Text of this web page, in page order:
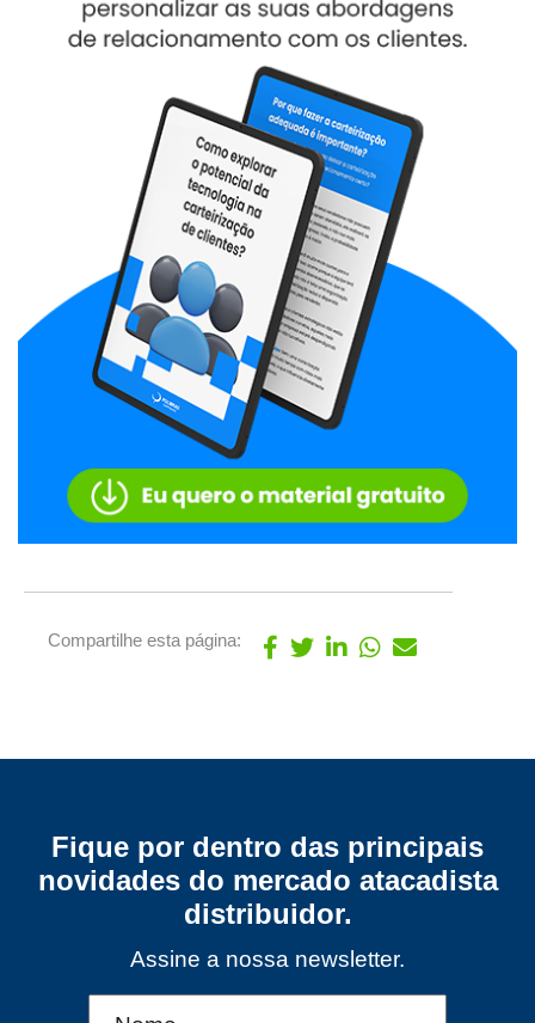
Compartilhe esta página:
Fique por dentro das principais
novidades do mercado atacadista
distribuidor.
Assine a nossa newsletter.